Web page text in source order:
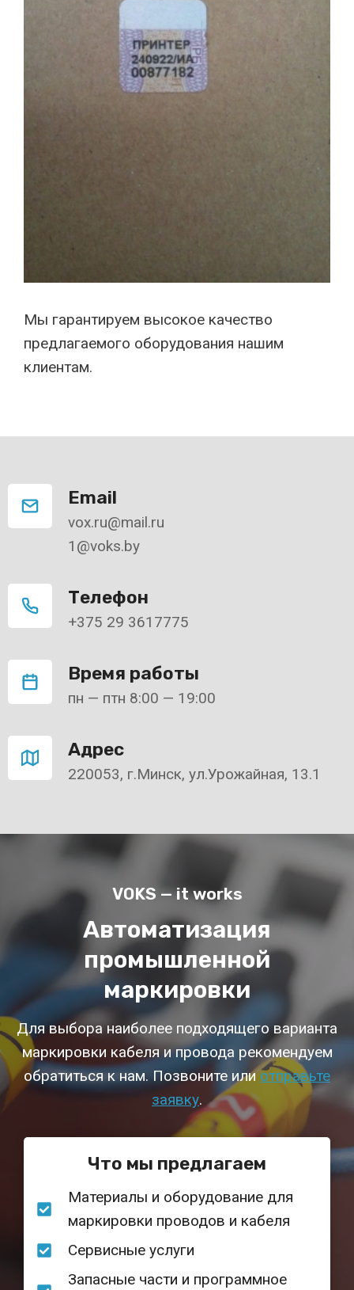
Мы гарантируем высокое качество
предлагаемого оборудования нашим
клиентам.
Email
vox.ru@mail.ru
1@voks.by
Телефон
+375 29 3617775
Время работы
пн — птн 8:00 — 19:00
Адрес
220053, г.Минск, ул.Урожайная, 13.1
VOKS — it works
Автоматизация
промышленной
маркировки
Для выбора наиболее подходящего варианта
маркировки кабеля и провода рекомендуем
обратиться к нам. Позвоните илиотправьте
заявку.
Что мы предлагаем
Материалы и оборудование для
маркировки проводов и кабеля
Сервисные услуги
Запасные части и программное